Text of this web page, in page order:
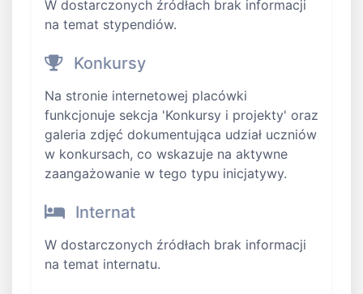
W dostarczonych źródłach brak informacji
na temat stypendiów.
Konkursy
Na stronie internetowej placówki
funkcjonuje sekcja 'Konkursy i projekty' oraz
galeria zdjęć dokumentująca udział uczniów
w konkursach, co wskazuje na aktywne
zaangażowanie w tego typu inicjatywy.
Internat
W dostarczonych źródłach brak informacji
na temat internatu.